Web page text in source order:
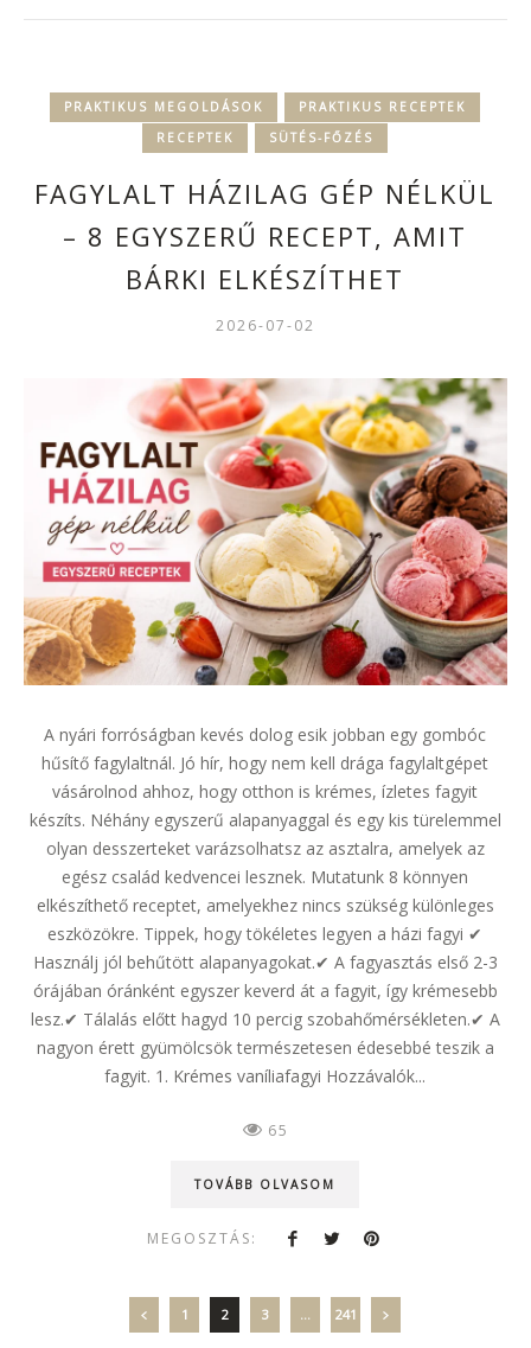
PRAKTIKUS MEGOLDÁSOK
PRAKTIKUS RECEPTEK
RECEPTEK
SÜTÉS-FŐZÉS
FAGYLALT HÁZILAG GÉP NÉLKÜL
– 8 EGYSZERŰ RECEPT, AMIT
BÁRKI ELKÉSZÍTHET
2026-07-02
A nyári forróságban kevés dolog esik jobban egy gombóc
hűsítő fagylaltnál. Jó hír, hogy nem kell drága fagylaltgépet
vásárolnod ahhoz, hogy otthon is krémes, ízletes fagyit
készíts. Néhány egyszerű alapanyaggal és egy kis türelemmel
olyan desszerteket varázsolhatsz az asztalra, amelyek az
egész család kedvencei lesznek. Mutatunk 8 könnyen
elkészíthető receptet, amelyekhez nincs szükség különleges
eszközökre. Tippek, hogy tökéletes legyen a házi fagyi ✔
Használj jól behűtött alapanyagokat.✔ A fagyasztás első 2-3
órájában óránként egyszer keverd át a fagyit, így krémesebb
lesz.✔ Tálalás előtt hagyd 10 percig szobahőmérsékleten.✔ A
nagyon érett gyümölcsök természetesen édesebbé teszik a
fagyit. 1. Krémes vaníliafagyi Hozzávalók...
65
TOVÁBB OLVASOM
MEGOSZTÁS:
1 2 3 … 241